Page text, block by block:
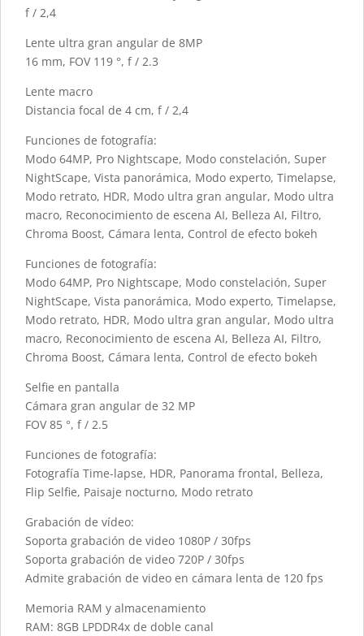
f / 2,4
Lente ultra gran angular de 8MP
16 mm, FOV 119 °, f / 2.3
Lente macro
Distancia focal de 4 cm, f / 2,4
Funciones de fotografía:
Modo 64MP, Pro Nightscape, Modo constelación, Super
NightScape, Vista panorámica, Modo experto, Timelapse,
Modo retrato, HDR, Modo ultra gran angular, Modo ultra
macro, Reconocimiento de escena AI, Belleza AI, Filtro,
Chroma Boost, Cámara lenta, Control de efecto bokeh
Funciones de fotografía:
Modo 64MP, Pro Nightscape, Modo constelación, Super
NightScape, Vista panorámica, Modo experto, Timelapse,
Modo retrato, HDR, Modo ultra gran angular, Modo ultra
macro, Reconocimiento de escena AI, Belleza AI, Filtro,
Chroma Boost, Cámara lenta, Control de efecto bokeh
Selfie en pantalla
Cámara gran angular de 32 MP
FOV 85 °, f / 2.5
Funciones de fotografía:
Fotografía Time-lapse, HDR, Panorama frontal, Belleza,
Flip Selfie, Paisaje nocturno, Modo retrato
Grabación de vídeo:
Soporta grabación de video 1080P / 30fps
Soporta grabación de video 720P / 30fps
Admite grabación de video en cámara lenta de 120 fps
Memoria RAM y almacenamiento
RAM: 8GB LPDDR4x de doble canal